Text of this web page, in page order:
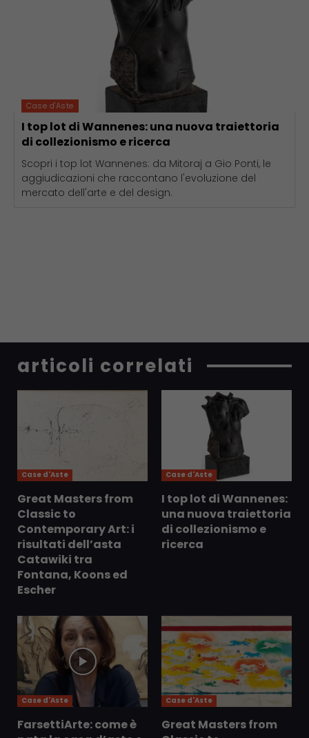
Case d'Aste
I top lot di Wannenes: una nuova traiettoria
di collezionismo e ricerca
Scopri i top lot Wannenes: da Mitoraj a Gio Ponti, le
aggiudicazioni che raccontano l'evoluzione del
mercato dell'arte e del design.
articoli correlati
Case d'Aste
Great Masters from
Classic to
Contemporary Art: i
risultati dell’asta
Catawiki tra
Fontana, Koons ed
Escher
Case d'Aste
I top lot di Wannenes:
una nuova traiettoria
di collezionismo e
ricerca
Case d'Aste
FarsettiArte: come è
Case d'Aste
Great Masters from